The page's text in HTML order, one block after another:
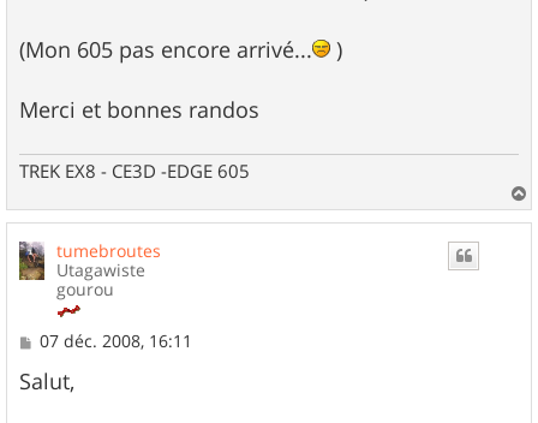
(Mon 605 pas encore arrivé... )
Merci et bonnes randos
TREK EX8 - CE3D -EDGE 605
a
tumebroutes
Utagawiste
gourou
M
s
s
07 déc. 2008, 16:11
Salut,